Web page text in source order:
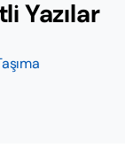
Yazılar